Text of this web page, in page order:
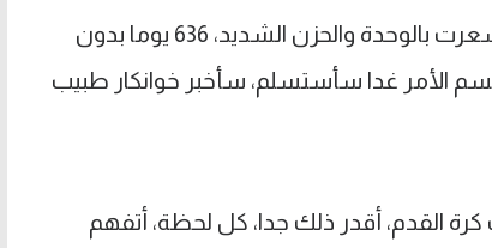
"أنا مهووس بكرة القدم، لكن في بعض الليالي شعرت بالوحدة والحزن الشديد، 636 يوما بدون
الأمر غدا سأستسلم، سأخبر خوانكار طبيب
القدم، أقدر ذلك جدا، كل لحظة، أتفهم